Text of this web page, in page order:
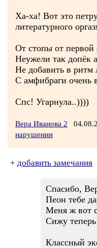
Ха-ха! Вот это
литературного
От стопы от
Неужели так допёк
Не добавить в ритм
С амфибраги очень
Спс! Угарнула..))))
Вера Иванова 2
нарушении
+ добавить замечания
Спасибо,
Пеон тебе
Меня ж вот
Сижу
Классный